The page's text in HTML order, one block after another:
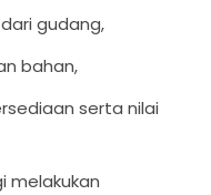
gudang,
bahan,
serta nilai
melakukan